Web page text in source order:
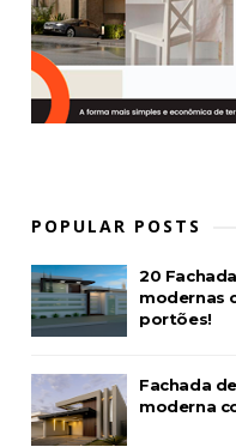
POPULAR POSTS
20
modernas
portões!
Fachada
moderna